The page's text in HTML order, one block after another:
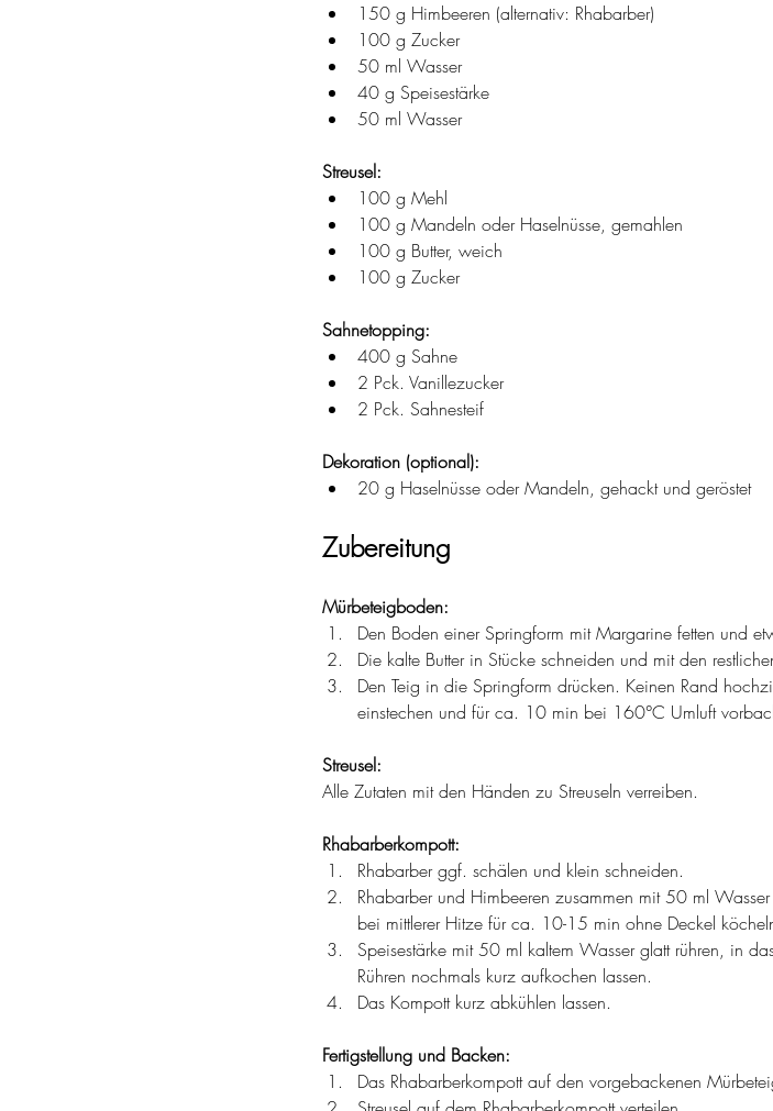
150 g Himbeeren (alternativ: Rhabarber)
100 g Zucker
50 ml Wasser
40 g Speisestärke
50 ml Wasser
Streusel:
100 g Mehl
100 g Mandeln oder Haselnüsse, gemahlen
100 g Butter, weich
100 g Zucker
Sahnetopping:
400 g Sahne
2 Pck. Vanillezucker
2 Pck. Sahnesteif
Dekoration (optional):
20 g Haselnüsse oder Mandeln, gehackt und geröstet
Zubereitung
Mürbeteigboden:
Den Boden einer Springform mit Margarine fetten und
Die kalte Butter in Stücke schneiden und mit den
Den Teig in die Springform drücken. Keinen Rand
einstechen und für ca. 10 min bei 160°C Umluft
Streusel:
Alle Zutaten mit den Händen zu Streuseln verreiben.
Rhabarberkompott:
Rhabarber ggf. schälen und klein schneiden.
Rhabarber und Himbeeren zusammen mit 50 ml
bei mittlerer Hitze für ca. 10-15 min ohne Deckel
Speisestärke mit 50 ml kaltem Wasser glatt rühren, in
Rühren nochmals kurz aufkochen lassen.
Das Kompott kurz abkühlen lassen.
Fertigstellung und Backen:
Das Rhabarberkompott auf den vorgebackenen